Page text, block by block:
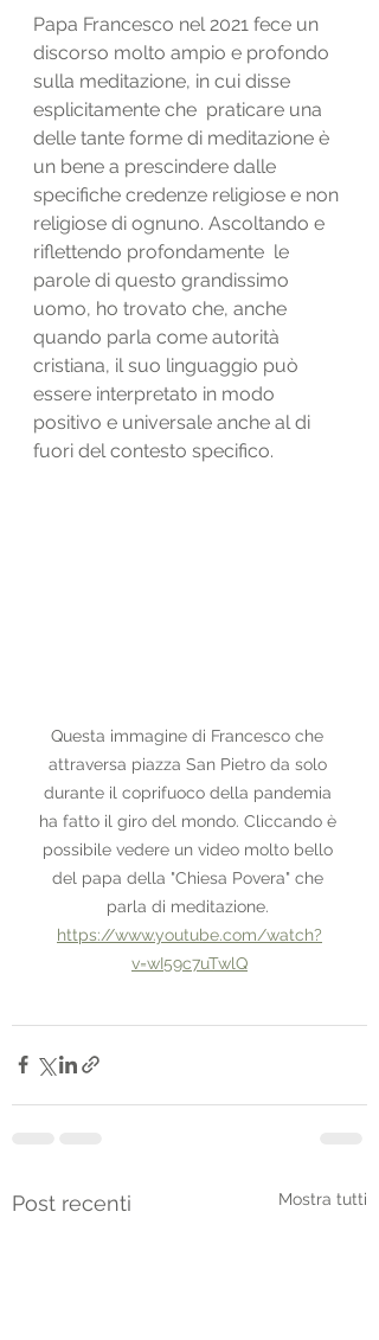
Papa Francesco nel 2021 fece un
discorso molto ampio e profondo
sulla meditazione, in cui disse
esplicitamente che  praticare una
delle tante forme di meditazione è
un bene a prescindere dalle
specifiche credenze religiose e non
religiose di ognuno. Ascoltando e
riflettendo profondamente  le
parole di questo grandissimo
uomo, ho trovato che, anche
quando parla come autorità
cristiana, il suo linguaggio può
essere interpretato in modo
positivo e universale anche al di
fuori del contesto specifico.
Questa immagine di Francesco che
attraversa piazza San Pietro da solo
durante il coprifuoco della pandemia
ha fatto il giro del mondo. Cliccando è
possibile vedere un video molto bello
del papa della "Chiesa Povera" che
parla di meditazione.
https://www.youtube.com/watch?
v=wI59c7uTwlQ
Post recenti Mostra tutti